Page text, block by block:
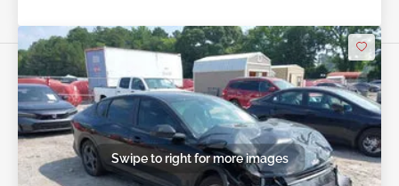
Swipe to right for more images